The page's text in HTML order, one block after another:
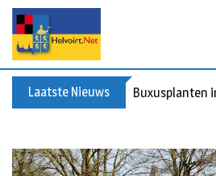
Laatste Nieuws Buxusplanten